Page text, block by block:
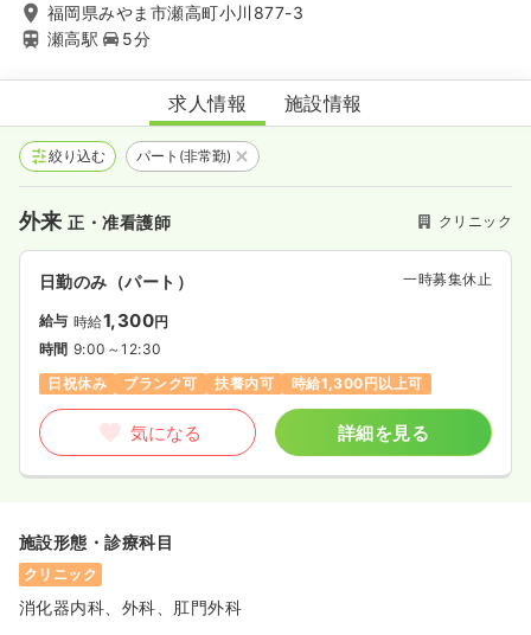
福岡県みやま市瀬高町小川877-3
瀬高駅
5分
渡辺医院
求人情報 施設情報
絞り込む パート(非常勤)
外来正・准看護師 クリニック
日勤のみ（パート） 一時募集休止
給与 時給1,300円
時間 9:00～12:30
日祝休み
ブランク可 扶養内可 時給1,300円以上可
気になる 詳細を見る
施設形態・診療科目
クリニック
消化器内科、外科、肛門外科